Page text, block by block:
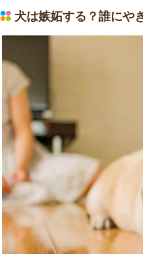
犬は嫉妬する？誰にや